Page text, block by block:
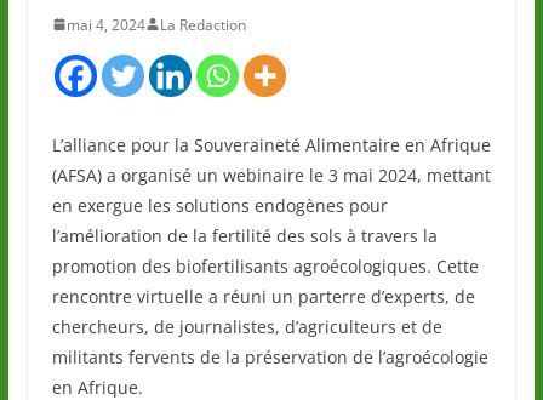
mai 4, 2024 La Redaction
L’alliance pour la Souveraineté Alimentaire en Afrique
(AFSA) a organisé un webinaire le 3 mai 2024, mettant
en exergue les solutions endogènes pour
l’amélioration de la fertilité des sols à travers la
promotion des biofertilisants agroécologiques. Cette
rencontre virtuelle a réuni un parterre d’experts, de
chercheurs, de journalistes, d’agriculteurs et de
militants fervents de la préservation de l’agroécologie
en Afrique.